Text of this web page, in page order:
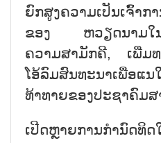
ຍົກສູງຄວາມເປັນເຈົ້າ
ຂອງ ຫວຽດນາມໃນ
ຄວາມສາມັກຄີ, ເພີ່ມ
ໂອ້ລົມສົນທະນາເພື່ອແນ
ທ້າທາຍຂອງປະຊາຄົມສ
ເປີດຫຼາຍການກຳນົດທິ